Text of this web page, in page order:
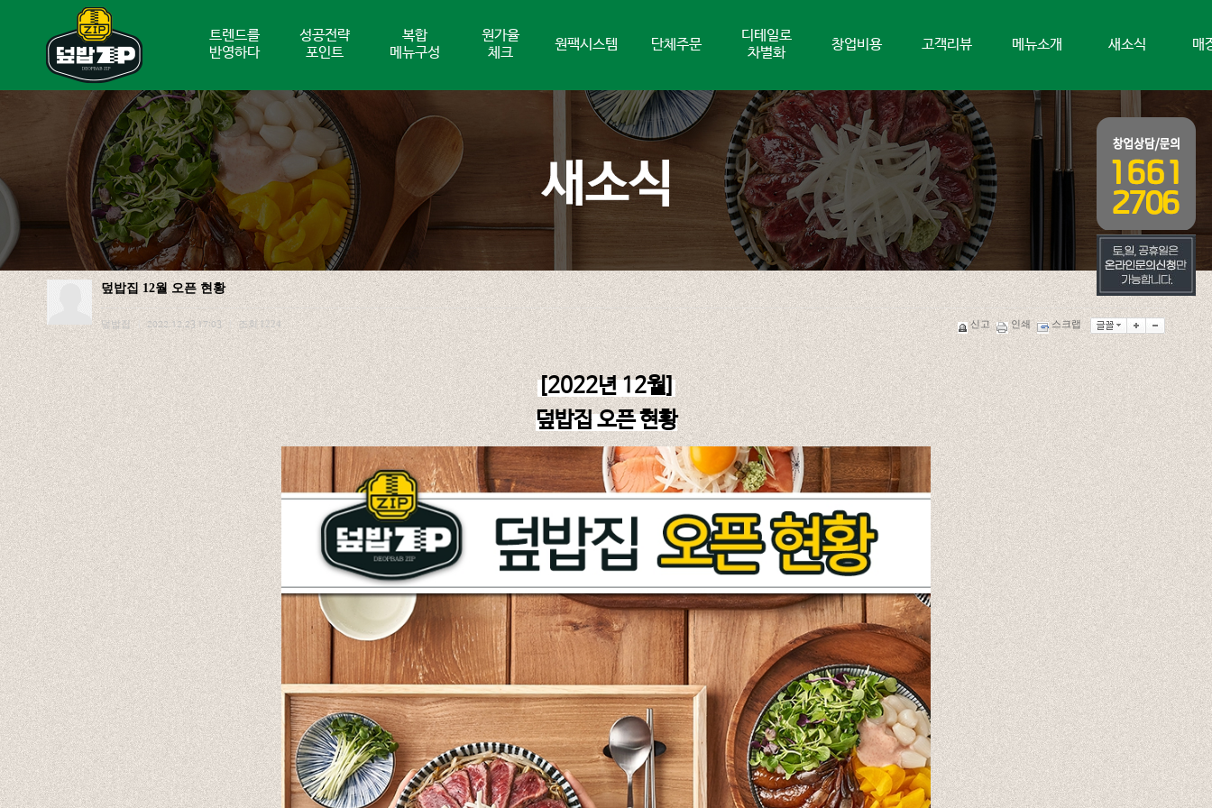
트렌드를
반영하다
성공전략
포인트
복합
메뉴구성
원가율
체크
원팩시스템 단체주문
디테일로
차별화
창업비용 고객리뷰 메뉴소개 새소식 매
덮밥집 12월 오픈 현황
덮밥집 | 2022.12.23 17:03 조회 1224 신고 인쇄 스크랩
[2022년 12월]
덮밥집 오픈 현황